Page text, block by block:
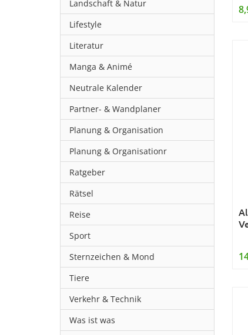
Landschaft & Natur
Lifestyle
Literatur
Manga & Animé
Neutrale Kalender
Partner- & Wandplaner
Planung & Organisation
Planung & Organisationr
Ratgeber
Rätsel
Reise
Sport
Sternzeichen & Mond
Tiere
Verkehr & Technik
Was ist was